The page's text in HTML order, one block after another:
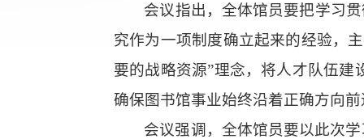
会议指出，全体馆员要把学习
究作为一项制度确立起来的经验，
要的战略资源”理念，将人才队伍建
确保图书馆事业始终沿着正确方向
会议强调，全体馆员要以此次